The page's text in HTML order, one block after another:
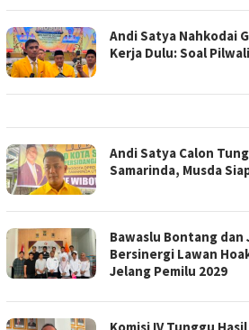
Andi Satya Nahkodai
Kerja Dulu: Soal
Andi Satya Calon
Samarinda, Musda
Bawaslu Bontang dan
Bersinergi Lawan
Jelang Pemilu 2029